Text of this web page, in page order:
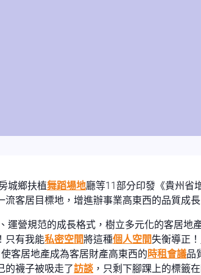
城鄉扶植舞蹈場地廳等11部分印發《貴州省
客居目標地，增進辦事業高東西的品質成長
運營規范的成長格式，樹立多元化的客居地
只有我能私密空間將這種個人空間失衡導正
客居地產成為客居財產高東西的 時租會議品
的襪子被吸走了訪談 ，只剩下腳踝上的標籤